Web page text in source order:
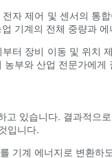
자 제어 및 센서의 통
기계의 전체 중량과
터 장비 이동 및 위치
부와 산업 전문가에게
있습니다. 결과적으
입니다.
기계 에너지로 변환하